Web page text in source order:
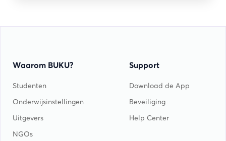
Waarom BUKU?
Studenten
Onderwijsinstellingen
Uitgevers
NGOs
Support
Download de App
Beveiliging
Help Center